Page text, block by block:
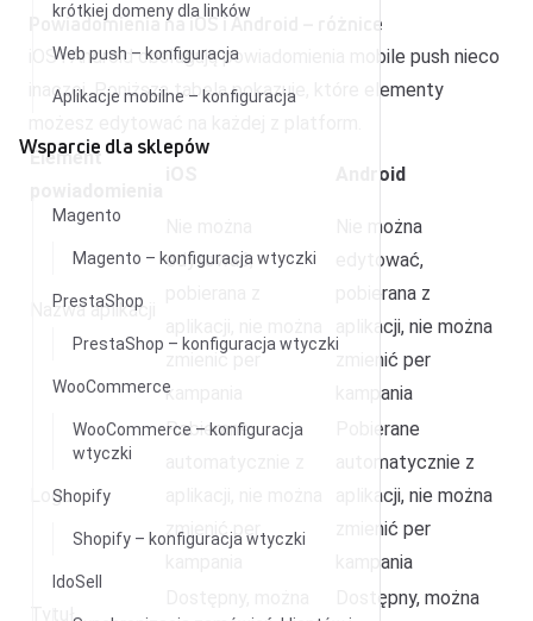
krótkiej domeny dla linków
Web push – konfiguracja
Aplikacje mobilne – konfiguracja
Wsparcie dla sklepów
Magento
Magento – konfiguracja wtyczki
PrestaShop
PrestaShop – konfiguracja wtyczki
WooCommerce
WooCommerce – konfiguracja
wtyczki
Shopify
Shopify – konfiguracja wtyczki
IdoSell
Powiadomienia na iOS i Android – różnice
iOS i Android obsługują powiadomienia mobile push nieco
inaczej. Poniższa tabela pokazuje, które elementy
Element
Android
Nazwa aplikacji
edytować,
zmienić per
kampania
Nie można
edytować,
pobierana z
aplikacji, nie można
zmienić per
kampania
Logo
Pobierane
zmienić per
Pobierane
automatycznie z
aplikacji, nie można
zmienić per
kampania
Tytuł
Dostępny, można